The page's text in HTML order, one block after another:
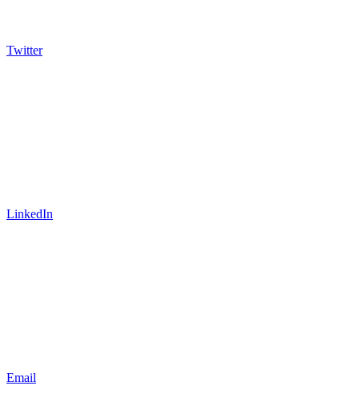
Twitter
LinkedIn
Email